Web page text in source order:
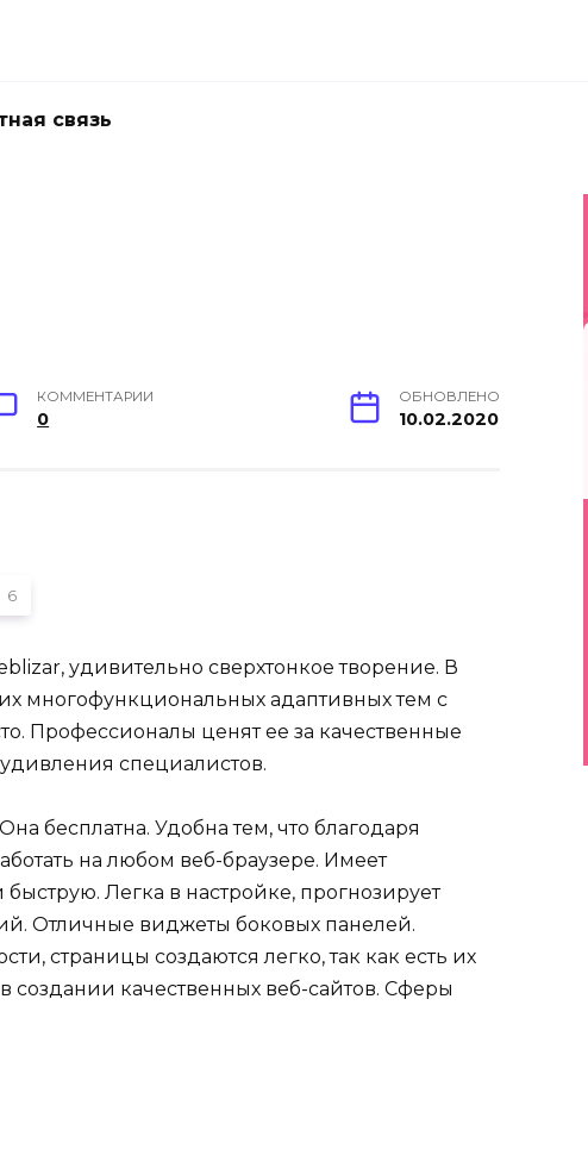
связь
КОММЕНТАРИИ
0
ОБНОВЛЕНО
10.02.2020
6
удивительно сверхтонкое творение. В
многофункциональных адаптивных тем с
Профессионалы ценят ее за качественные
специалистов.
бесплатна. Удобна тем, что благодаря
на любом веб-браузере. Имеет
Легка в настройке, прогнозирует
Отличные виджеты боковых панелей.
страницы создаются легко, так как есть их
создании качественных веб-сайтов. Сферы